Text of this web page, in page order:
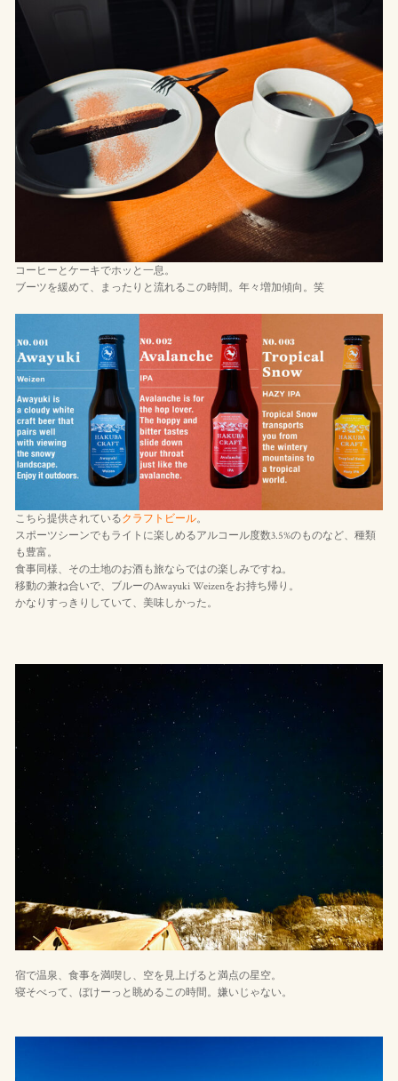
コーヒーとケーキでホッと一息。
ブーツを緩めて、まったりと流れるこの時間。年々増加傾向。笑
こちら提供されているクラフトビール。
スポーツシーンでもライトに楽しめるアルコール度数3.5%のものなど、種類
も豊富。
食事同様、その土地のお酒も旅ならではの楽しみですね。
移動の兼ね合いで、ブルーのAwayuki Weizenをお持ち帰り。
かなりすっきりしていて、美味しかった。
宿で温泉、食事を満喫し、空を見上げると満点の星空。
寝そべって、ぼけーっと眺めるこの時間。嫌いじゃない。